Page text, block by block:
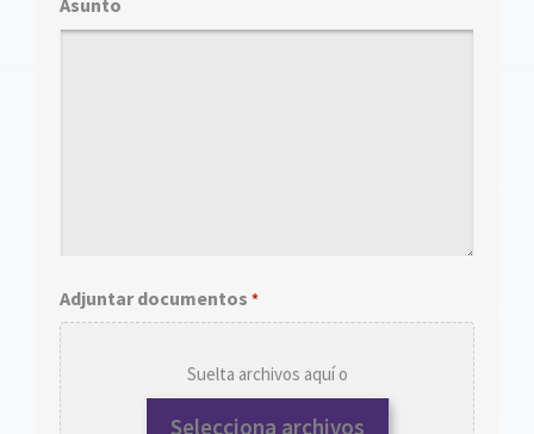
Adjuntar documentos *
Suelta archivos aquí o
Selecciona archivos